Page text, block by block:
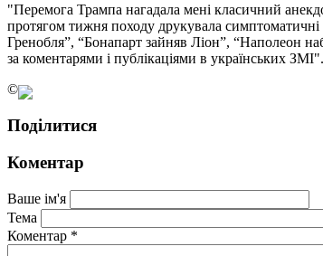
"Перемога Трампа нагадала мені класичний
протягом тижня походу друкувала симптоматичні
Гренобля”, “Бонапарт зайняв Ліон”, “Наполеон
за коментарями і публікаціями в українських ЗМІ".
©
Поділитися
Коментар
Ваше ім'я
Тема
Коментар *